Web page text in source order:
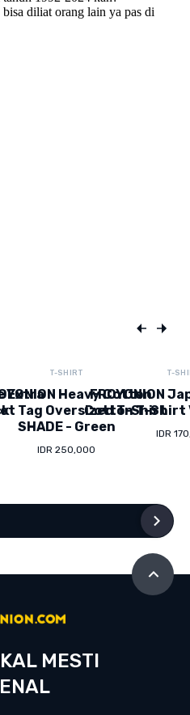
Extra
T-SHIRT
Heavy Cotton
Tag Oversized T-Shirt
SHADE - Green
IDR 250,000
T-
FROYONION
Cotton T-Shirt
IDR
MESTI